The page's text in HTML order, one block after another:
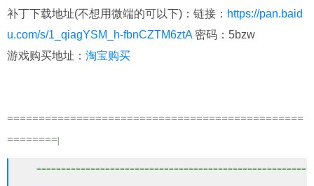
补丁下载地址(不想用微端的可以下)： 链接： https://pan.baid
u.com/s/1_qiagYSM_h-fbnCZTM6ztA密码：5bzw
游戏购买地址： 淘宝购买
===============================================
========
=======================================================